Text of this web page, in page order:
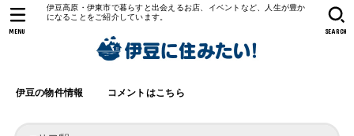
伊豆高原・伊東市で暮らすと出会えるお店、イベントなど、人生が豊か
になることをご紹介しています。
伊豆の物件情報 コメントはこちら
SEARCH
MENU